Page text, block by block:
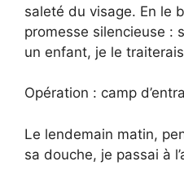
saleté du visage. En le
promesse silencieuse :
un enfant, je le
Opération : camp
Le lendemain matin,
sa douche, je passai à